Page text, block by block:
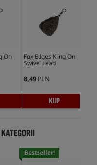
On
Fox Edges Kling On
Swivel Lead
8,49 PLN
KUP
Bestseller!